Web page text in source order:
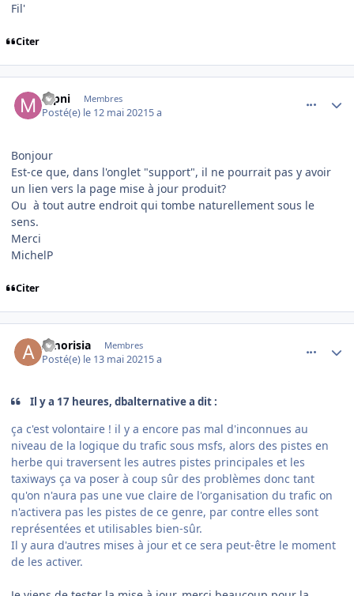
Fil'
Citer
mpni Membres
Posté(e) le 12 mai 20215 a
Bonjour
Est-ce que, dans l'onglet "support", il ne pourrait pas y avoir
un lien vers la page mise à jour produit?
Ou à tout autre endroit qui tombe naturellement sous le
sens.
Merci
MichelP
Citer
Amorisia Membres
Posté(e) le 13 mai 20215 a
Il y a 17 heures, dbalternative a dit :
ça c'est volontaire ! il y a encore pas mal d'inconnues au
niveau de la logique du trafic sous msfs, alors des pistes en
herbe qui traversent les autres pistes principales et les
taxiways ça va poser à coup sûr des problèmes donc tant
qu'on n'aura pas une vue claire de l'organisation du trafic on
n'activera pas les pistes de ce genre, par contre elles sont
représentées et utilisables bien-sûr.
Il y aura d'autres mises à jour et ce sera peut-être le moment
de les activer.